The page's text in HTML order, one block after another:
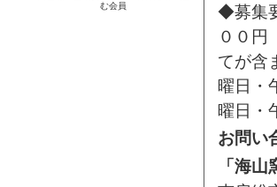
む会員
◆募集
００円
てが含
曜日・
曜日・
お問い
「海山